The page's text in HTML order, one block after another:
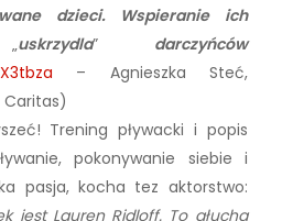
dzieci. Wspieranie ich
„uskrzydla” darczyńców
– Agnieszka Steć,
Trening pływacki i popis
pokonywanie siebie i
pasja, kocha tez aktorstwo:
jest Lauren Ridloff. To głucha